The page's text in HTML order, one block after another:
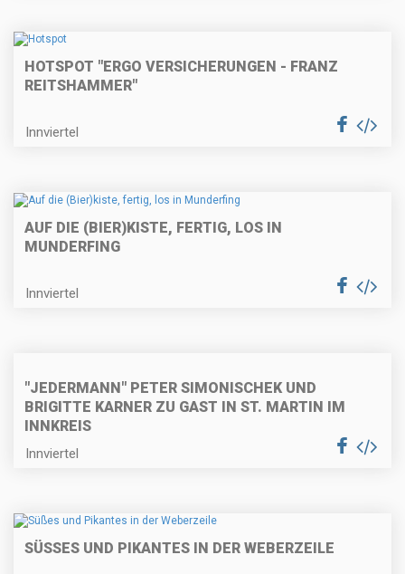
HOTSPOT "ERGO VERSICHERUNGEN - FRANZ
REITSHAMMER"
Innviertel
AUF DIE (BIER)KISTE, FERTIG, LOS IN
MUNDERFING
Innviertel
"JEDERMANN" PETER SIMONISCHEK UND
BRIGITTE KARNER ZU GAST IN ST. MARTIN IM
INNKREIS
Innviertel
SÜSSES UND PIKANTES IN DER WEBERZEILE